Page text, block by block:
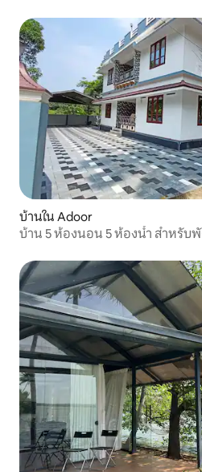
บ้านใน Adoor
บ้าน 5 ห้องนอน 5 ห้องน้ำ สำหรับ